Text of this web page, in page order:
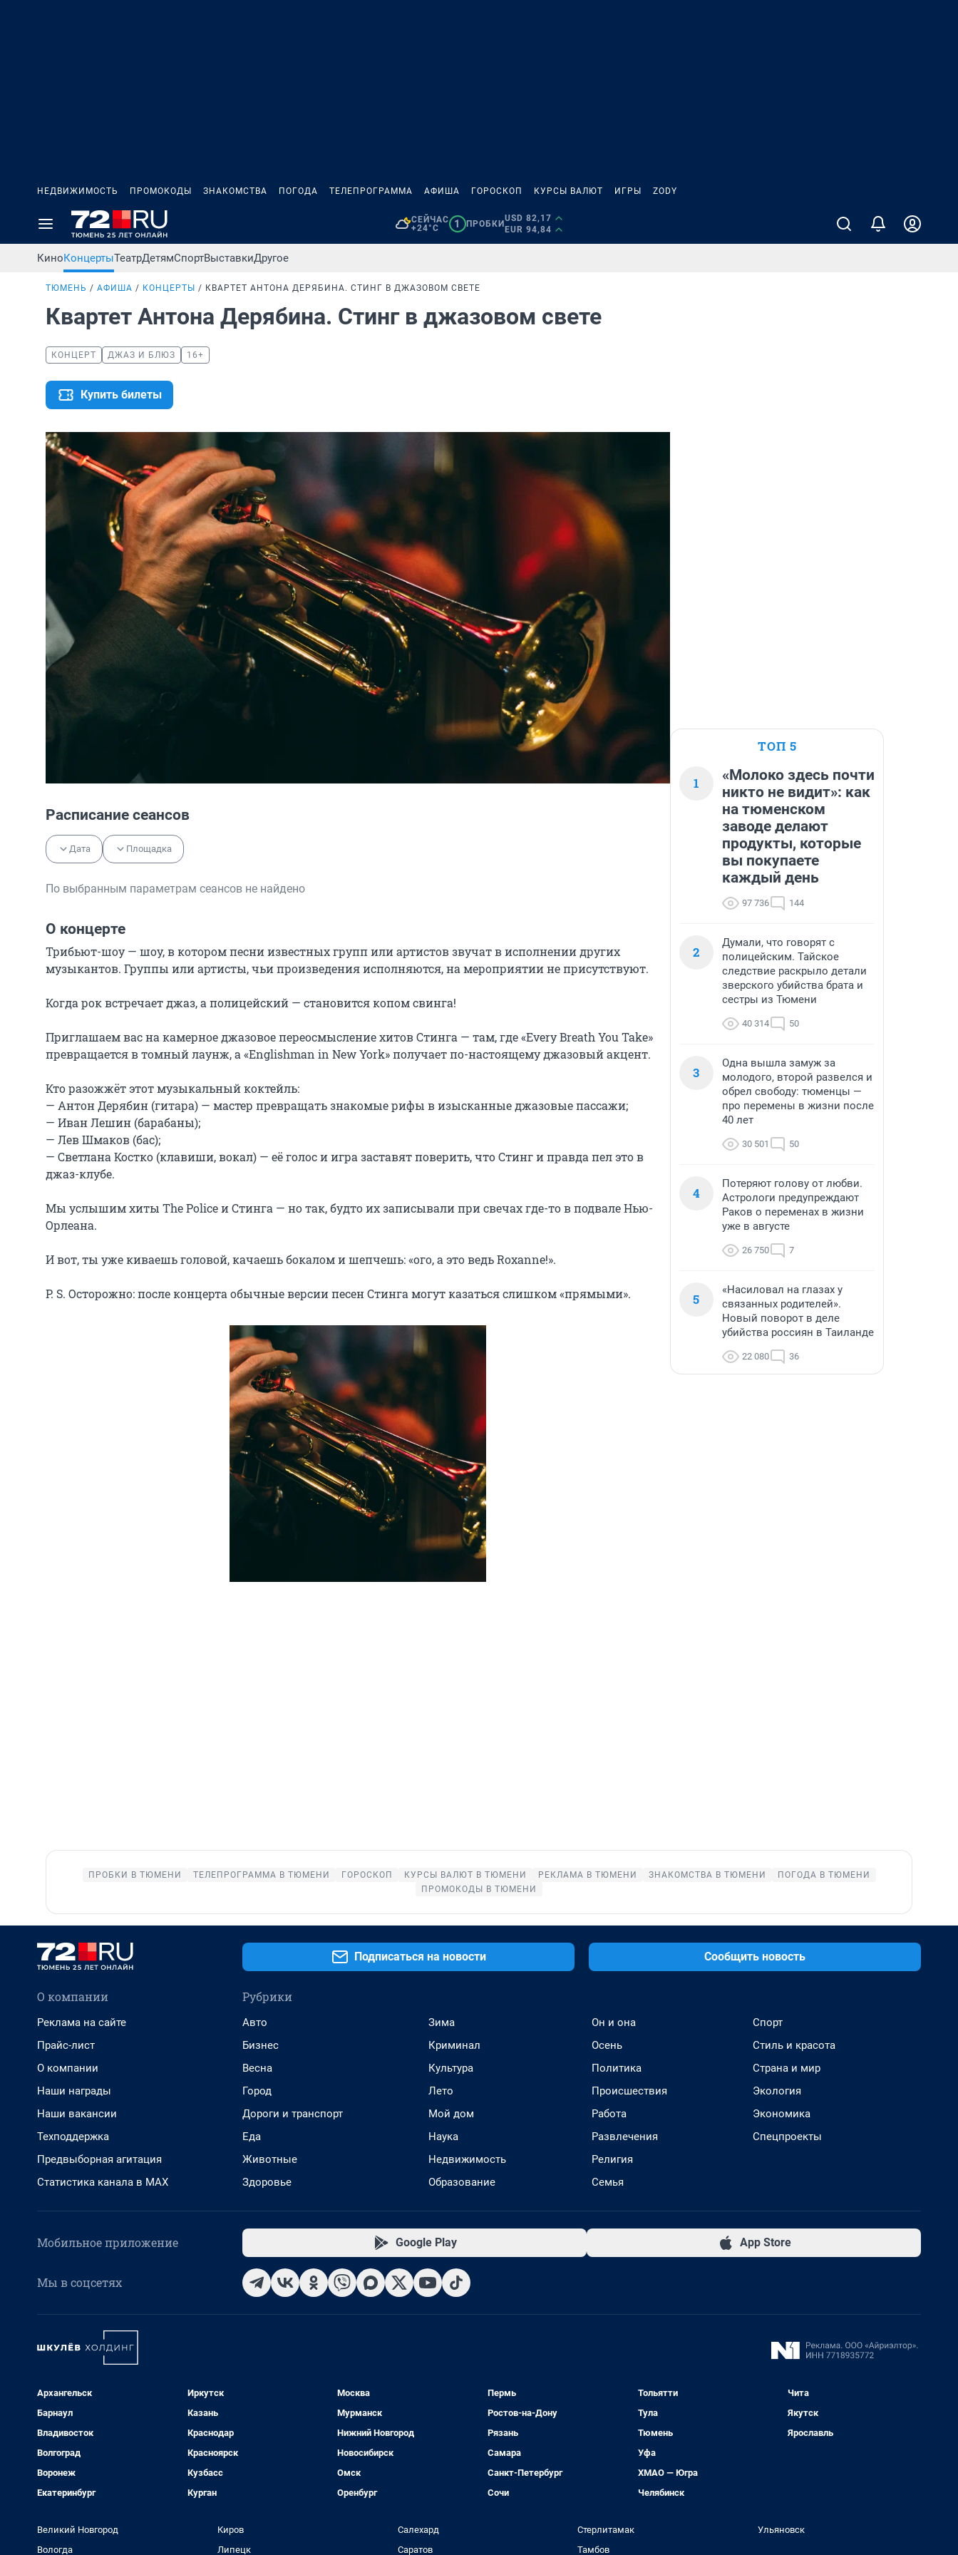
НЕДВИЖИМОСТЬ ПРОМОКОДЫ ЗНАКОМСТВА ПОГОДА ТЕЛЕПРОГРАММА АФИША ГОРОСКОП КУРСЫ ВАЛЮТ ИГРЫ ZODY
СЕЙЧАС
+24°C
1 ПРОБКИ
USD 82,17
EUR 94,84
КиноКонцертыТеатрДетямСпортВыставкиДругое
ТЮМЕНЬ АФИША КОНЦЕРТЫ КВАРТЕТ АНТОНА ДЕРЯБИНА. СТИНГ В ДЖАЗОВОМ СВЕТЕ
Квартет Антона Дерябина. Стинг в джазовом свете
КОНЦЕРТ ДЖАЗ И БЛЮЗ 16+
Купить билеты
Расписание сеансов
Дата Площадка
По выбранным параметрам сеансов не найдено
О концерте
Трибьют-шоу — шоу, в котором песни известных групп или артистов звучат в исполнении других
музыкантов. Группы или артисты, чьи произведения исполняются, на мероприятии не присутствуют.
Когда рок встречает джаз, а полицейский — становится копом свинга!
Приглашаем вас на камерное джазовое переосмысление хитов Стинга — там, где «Every Breath You Take»
превращается в томный лаунж, а «Englishman in New York» получает по-настоящему джазовый акцент.
Кто разожжёт этот музыкальный коктейль:
— Антон Дерябин (гитара) — мастер превращать знакомые рифы в изысканные джазовые пассажи;
— Иван Лешин (барабаны);
— Лев Шмаков (бас);
— Светлана Костко (клавиши, вокал) — её голос и игра заставят поверить, что Стинг и правда пел это в
джаз-клубе.
Мы услышим хиты The Police и Стинга — но так, будто их записывали при свечах где-то в подвале Нью-
Орлеана.
И вот, ты уже киваешь головой, качаешь бокалом и шепчешь: «ого, а это ведь Roxanne!».
P. S. Осторожно: после концерта обычные версии песен Стинга могут казаться слишком «прямыми».
ТОП 5
1
«Молоко здесь почти
никто не видит»: как
на тюменском
заводе делают
продукты, которые
вы покупаете
каждый день
97 736 144
2
Думали, что говорят с
полицейским. Тайское
следствие раскрыло детали
зверского убийства брата и
сестры из Тюмени
40 314 50
3
Одна вышла замуж за
молодого, второй развелся и
обрел свободу: тюменцы —
про перемены в жизни после
40 лет
30 501 50
4
Потеряют голову от любви.
Астрологи предупреждают
Раков о переменах в жизни
уже в августе
26 750 7
5
«Насиловал на глазах у
связанных родителей».
Новый поворот в деле
убийства россиян в Таиланде
22 080 36
ПРОБКИ В ТЮМЕНИ ТЕЛЕПРОГРАММА В ТЮМЕНИ ГОРОСКОП КУРСЫ ВАЛЮТ В ТЮМЕНИ РЕКЛАМА В ТЮМЕНИ ЗНАКОМСТВА В ТЮМЕНИ
ПОГОДА В ТЮМЕНИ
ПРОМОКОДЫ В ТЮМЕНИ
Подписаться на новости Сообщить новость
О компании
Реклама на сайте
Прайс-лист
О компании
Наши награды
Наши вакансии
Техподдержка
Предвыборная агитация
Статистика канала в MAX
Рубрики
Авто
Бизнес
Весна
Город
Дороги и транспорт
Еда
Животные
Здоровье
Зима
Криминал
Культура
Лето
Мой дом
Наука
Недвижимость
Образование
Он и она
Осень
Политика
Происшествия
Работа
Развлечения
Религия
Семья
Спорт
Стиль и красота
Страна и мир
Экология
Экономика
Спецпроекты
Мобильное приложение Google Play App Store
Мы в соцсетях
Архангельск
Барнаул
Владивосток
Волгоград
Воронеж
Екатеринбург
Иркутск
Казань
Краснодар
Красноярск
Кузбасс
Курган
Москва
Мурманск
Нижний Новгород
Новосибирск
Омск
Оренбург
Пермь
Ростов-на-Дону
Рязань
Самара
Санкт-Петербург
Сочи
Тольятти
Тула
Тюмень
Уфа
ХМАО — Югра
Челябинск
Чита
Якутск
Ярославль
Великий Новгород
Вологда
Киров
Липецк
Салехард
Саратов
Стерлитамак
Тамбов
Ульяновск